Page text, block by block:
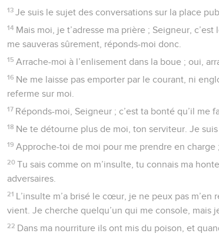
13 Je suis le sujet des conversations sur la place
14 Mais moi, je t’adresse ma prière ; Seigneur,
me sauveras sûrement, réponds-moi donc.
15 Arrache-moi à l’enlisement dans la boue ; oui,
16 Ne me laisse pas emporter par le courant, ni
referme sur moi.
17 Réponds-moi, Seigneur ; c’est ta bonté qu’il me
18 Ne te détourne plus de moi, ton serviteur. Je
19 Approche-toi de moi pour me prendre en charge
20 Tu sais comme on m’insulte, tu connais ma
adversaires.
21 L’insulte m’a brisé le cœur, je ne peux pas
vient. Je cherche quelqu’un qui me console, mais
22 Dans ma nourriture ils ont mis du poison, et